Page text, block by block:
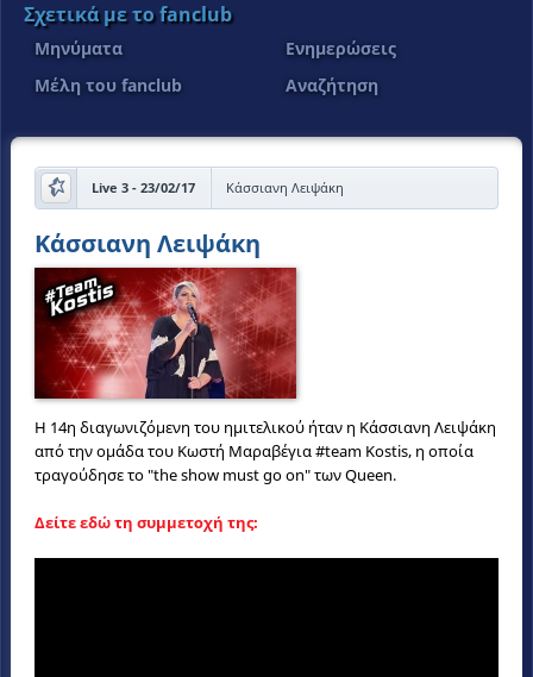
Σχετικά με το fanclub
Μηνύματα
Ενημερώσεις
Μέλη του fanclub
Αναζήτηση
Live 3 - 23/02/17 Κάσσιανη Λειψάκη
Κάσσιανη Λειψάκη
Η 14η διαγωνιζόμενη του ημιτελικού ήταν η Κάσσιανη Λειψάκη
από την ομάδα του Κωστή Μαραβέγια #team Kostis, η οποία
τραγούδησε το "the show must go on" των Queen.
Δείτε εδώ τη συμμετοχή της: